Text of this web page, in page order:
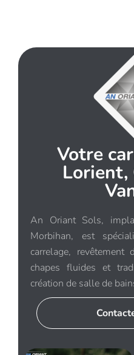
Votre
Lorient,
An Oriant Sols,
Morbihan, est
carrelage,
chapes fluides et
création de salle de